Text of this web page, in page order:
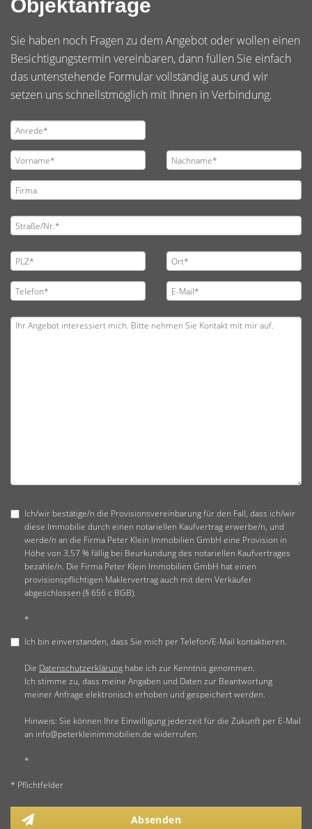
Objektanfrage
Sie haben noch Fragen zu dem Angebot oder wollen einen
Besichtigungstermin vereinbaren, dann füllen Sie einfach
das untenstehende Formular vollständig aus und wir
setzen uns schnellstmöglich mit Ihnen in Verbindung.
Ich/wir bestätige/n die Provisionsvereinbarung für den Fall, dass ich/wir
diese Immobilie durch einen notariellen Kaufvertrag erwerbe/n, und
werde/n an die Firma Peter Klein Immobilien GmbH eine Provision in
Höhe von 3,57 % fällig bei Beurkundung des notariellen Kaufvertrages
bezahle/n. Die Firma Peter Klein Immobilien GmbH hat einen
provisionspflichtigen Maklervertrag auch mit dem Verkäufer
abgeschlossen (§ 656 c BGB).
*
Ich bin einverstanden, dass Sie mich per Telefon/E-Mail kontaktieren.
Die Datenschutzerklärung habe ich zur Kenntnis genommen.
Ich stimme zu, dass meine Angaben und Daten zur Beantwortung
meiner Anfrage elektronisch erhoben und gespeichert werden.
Hinweis: Sie können Ihre Einwilligung jederzeit für die Zukunft per E-Mail
an info@peterkleinimmobilien.de widerrufen.
*
* Pflichtfelder
Absenden